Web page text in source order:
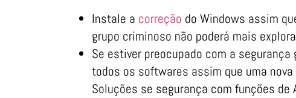
Instale a correção do Windows assim
grupo criminoso não poderá mais
Se estiver preocupado com a
todos os softwares assim que uma
Soluções se segurança com funções de